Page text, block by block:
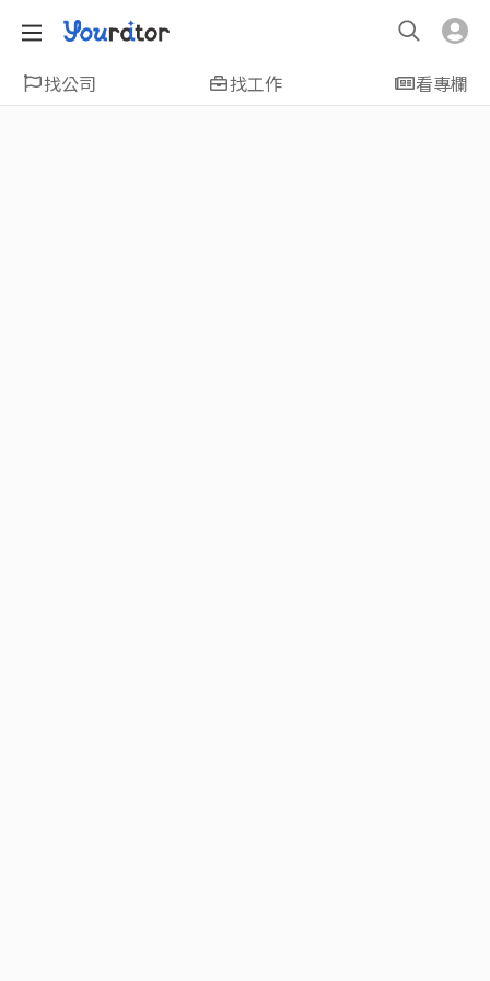
找公司 找工作 看專欄